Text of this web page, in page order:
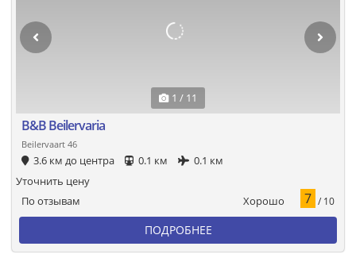
1 / 11
B&B Beilervaria
Beilervaart 46
3.6 км до центра 0.1 км 0.1 км
По отзывам Хорошо 7 / 10
Уточнить цену
ПОДРОБНЕЕ